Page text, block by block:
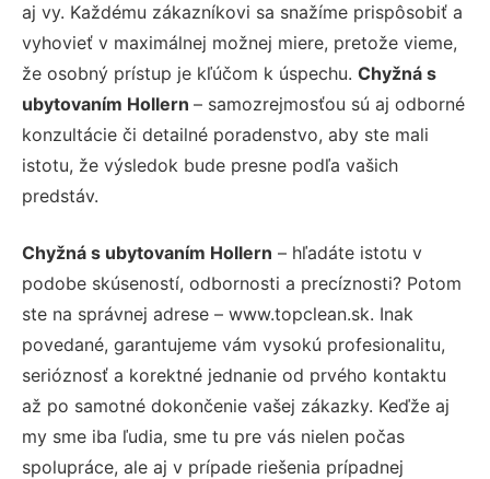
aj vy. Každému zákazníkovi sa snažíme prispôsobiť a
vyhovieť v maximálnej možnej miere, pretože vieme,
že osobný prístup je kľúčom k úspechu. Chyžná s
ubytovaním Hollern – samozrejmosťou sú aj odborné
konzultácie či detailné poradenstvo, aby ste mali
istotu, že výsledok bude presne podľa vašich
predstáv.
Chyžná s ubytovaním Hollern – hľadáte istotu v
podobe skúseností, odbornosti a precíznosti? Potom
ste na správnej adrese – www.topclean.sk. Inak
povedané, garantujeme vám vysokú profesionalitu,
serióznosť a korektné jednanie od prvého kontaktu
až po samotné dokončenie vašej zákazky. Keďže aj
my sme iba ľudia, sme tu pre vás nielen počas
spolupráce, ale aj v prípade riešenia prípadnej